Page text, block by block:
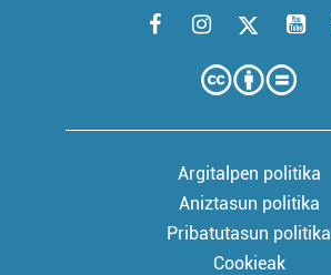
Argitalpen politika
Aniztasun politika
Pribatutasun politika
Cookieak